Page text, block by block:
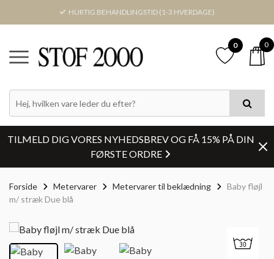
HURTIG BEHANDLINGSTID (1-3 HVERDAGE)
0 0
TILMELD DIG VORES NYHEDSBREV OG FÅ 15% PÅ DIN
FØRSTE ORDRE
Forside Metervarer Metervarer til beklædning
Baby fløjl
m/ stræk Due blå